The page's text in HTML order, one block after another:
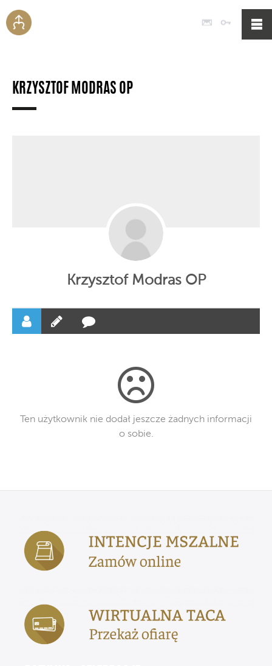
Poczta
KRZYSZTOF MODRAS OP
Krzysztof Modras OP
Ten użytkownik nie dodał jeszcze żadnych informacji
o sobie.